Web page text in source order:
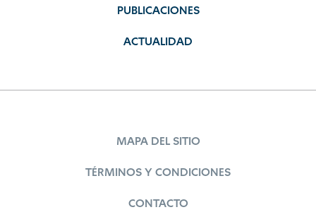
PUBLICACIONES
ACTUALIDAD
MAPA DEL SITIO
TÉRMINOS Y CONDICIONES
CONTACTO